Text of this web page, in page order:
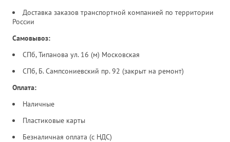
Доставка заказов транспортной компанией по территории
России
Самовывоз:
СПб, Типанова ул. 16 (м) Московская
СПб, Б. Сампсониевский пр. 92 (закрыт на ремонт)
Оплата:
Наличные
Пластиковые карты
Безналичная оплата (с НДС)